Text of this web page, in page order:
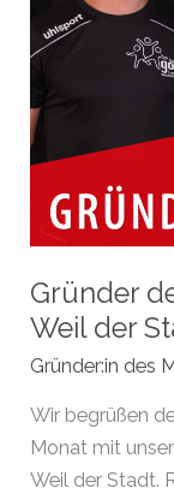
Gründer
Weil der
Gründer:in des
Wir begrüßen
Monat mit
Weil der Stadt.